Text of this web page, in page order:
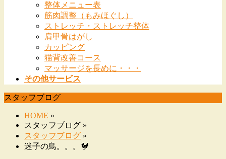
整体メニュー表
筋肉調整（もみほぐし）
ストレッチ・ストレッチ整体
肩甲骨はがし
カッピング
猫背改善コース
マッサージを長めに・・・
その他サービス
スタッフブログ
HOME »
スタッフブログ »
スタッフブログ »
迷子の鳥。。。🐓